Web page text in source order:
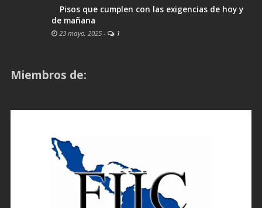
Pisos que cumplen con las exigencias de hoy y
de mañana
23 mayo, 2025 - 1
Miembros de: